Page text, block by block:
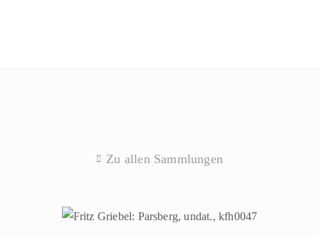
Zu allen Sammlungen